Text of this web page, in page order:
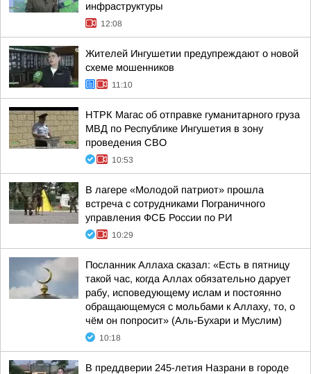
инфраструктуры
12:08
Жителей Ингушетии предупреждают о новой
схеме мошенников
11:10
НТРК Магас об отправке гуманитарного груза
МВД по Республике Ингушетия в зону
проведения СВО
10:53
В лагере «Молодой патриот» прошла
встреча с сотрудниками Пограничного
управления ФСБ России по РИ
10:29
Посланник Аллаха сказал: «Есть в пятницу
такой час, когда Аллах обязательно дарует
рабу, исповедующему ислам и постоянно
обращающемуся с мольбами к Аллаху, то, о
чём он попросит» (Аль-Бухари и Муслим)
10:18
В преддверии 245-летия Назрани в городе